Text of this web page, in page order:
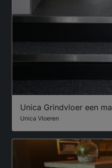
Unica Grindvloer een
Unica Vloeren